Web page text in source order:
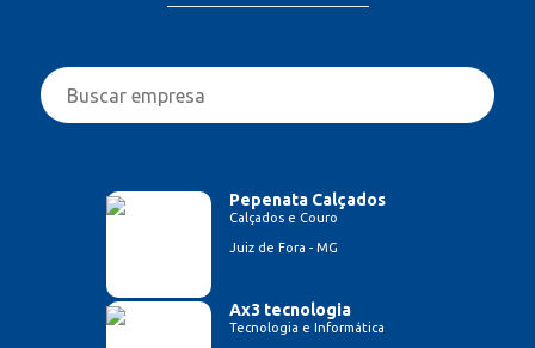
Pepenata Calçados
Calçados e Couro
Juiz de Fora - MG
Ax3 tecnologia
Tecnologia e Informática